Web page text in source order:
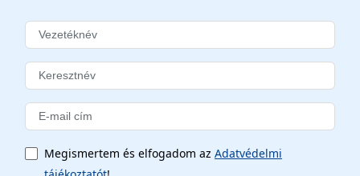
Megismertem és elfogadom az Adatvédelmi